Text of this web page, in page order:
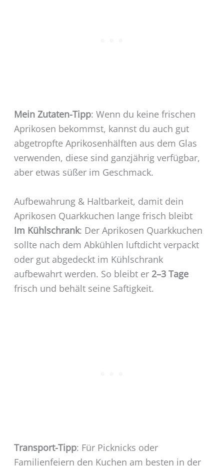
Mein Zutaten-Tipp: Wenn du keine frischen
Aprikosen bekommst, kannst du auch gut
abgetropfte Aprikosenhälften aus dem Glas
verwenden, diese sind ganzjährig verfügbar,
aber etwas süßer im Geschmack.
Aufbewahrung & Haltbarkeit, damit dein
Aprikosen Quarkkuchen lange frisch bleibt
Im Kühlschrank: Der Aprikosen Quarkkuchen
sollte nach dem Abkühlen luftdicht verpackt
oder gut abgedeckt im Kühlschrank
aufbewahrt werden. So bleibt er 2–3 Tage
frisch und behält seine Saftigkeit.
Transport-Tipp: Für Picknicks oder
Familienfeiern den Kuchen am besten in der